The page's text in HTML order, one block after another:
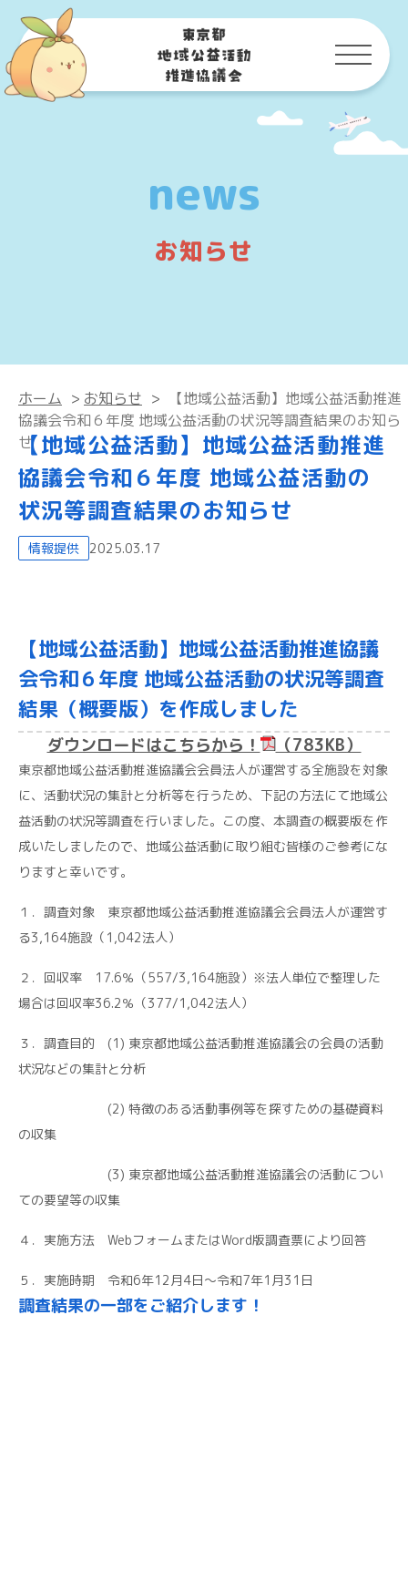
news
お知らせ
ホーム > お知らせ >
【地域公益活動】地域公益活動推進
協議会令和６年度 地域公益活動の状況等調査結果のお知ら
せ
【地域公益活動】地域公益活動推進
協議会令和６年度 地域公益活動の
状況等調査結果のお知らせ
情報提供 2025.03.17
【地域公益活動】地域公益活動推進協議
会令和６年度 地域公益活動の状況等調査
結果（概要版）を作成しました
ダウンロードはこちらから！ （783KB）
東京都地域公益活動推進協議会会員法人が運営する全施設を対象
に、活動状況の集計と分析等を行うため、下記の方法にて地域公
益活動の状況等調査を行いました。この度、本調査の概要版を作
成いたしましたので、地域公益活動に取り組む皆様のご参考にな
りますと幸いです。
１．調査対象 東京都地域公益活動推進協議会会員法人が運営す
る3,164施設（1,042法人）
２．回収率 17.6％（557/3,164施設）※法人単位で整理した
場合は回収率36.2％（377/1,042法人）
３．調査目的 (1) 東京都地域公益活動推進協議会の会員の活動
状況などの集計と分析
(2) 特徴のある活動事例等を探すための基礎資料
の収集
(3) 東京都地域公益活動推進協議会の活動につい
ての要望等の収集
４．実施方法 WebフォームまたはWord版調査票により回答
５．実施時期 令和6年12月4日～令和7年1月31日
調査結果の一部をご紹介します！